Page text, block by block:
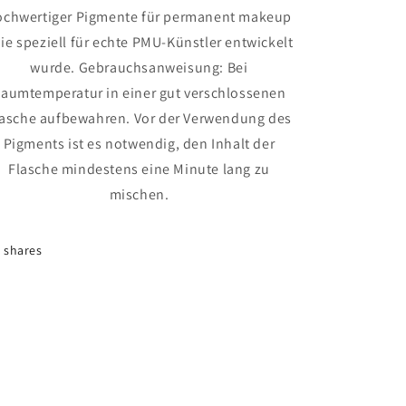
Pigmente für permanent makeup
speziell für echte PMU-Künstler entwickelt
wurde. Gebrauchsanweisung: Bei
in einer gut verschlossenen
aufbewahren. Vor der Verwendung des
Pigments ist es notwendig, den Inhalt der
Flasche mindestens eine Minute lang zu
mischen.
shares